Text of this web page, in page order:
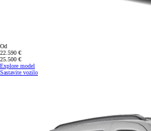
Od
22.590 €
25.500 €
Explore model
Sastavite vozilo